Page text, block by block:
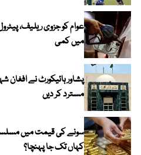
عوام کو جزوی ریلیف،
میں کمی
پشاور ہائیکورٹ نے
مسترد کر دیں
سونے کی قیمت میں مسلسل
کہاں تک جا پہنچا؟